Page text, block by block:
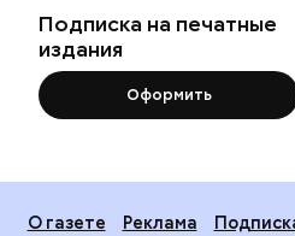
Подписка на печатные
издания
Оформить
О газете Реклама